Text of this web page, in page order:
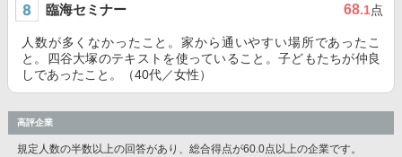
臨海セミナー 68.1点
人数が多くなかったこと。家から通いやすい場所であったこ
と。四谷大塚のテキストを使っていること。子どもたちが仲良
しであったこと。（40代／女性）
高評企業
規定人数の半数以上の回答があり、総合得点が60.0点以上の企業です。